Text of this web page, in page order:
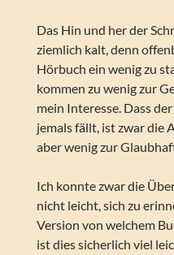
Das Hin und her der
ziemlich kalt, denn
Hörbuch ein wenig zu
kommen zu wenig zur
mein Interesse. Dass
jemals fällt, ist zwar die
aber wenig zur
Ich konnte zwar die
nicht leicht, sich zu
Version von welchem
ist dies sicherlich viel